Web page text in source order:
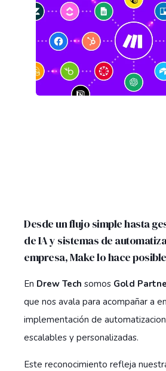
Desde un flujo simple hasta
de IA y sistemas de
empresa, Make lo hace
En Drew Tech somos Gold
que nos avala para acompañar a
implementación de
escalables y personalizadas.
Este reconocimiento refleja